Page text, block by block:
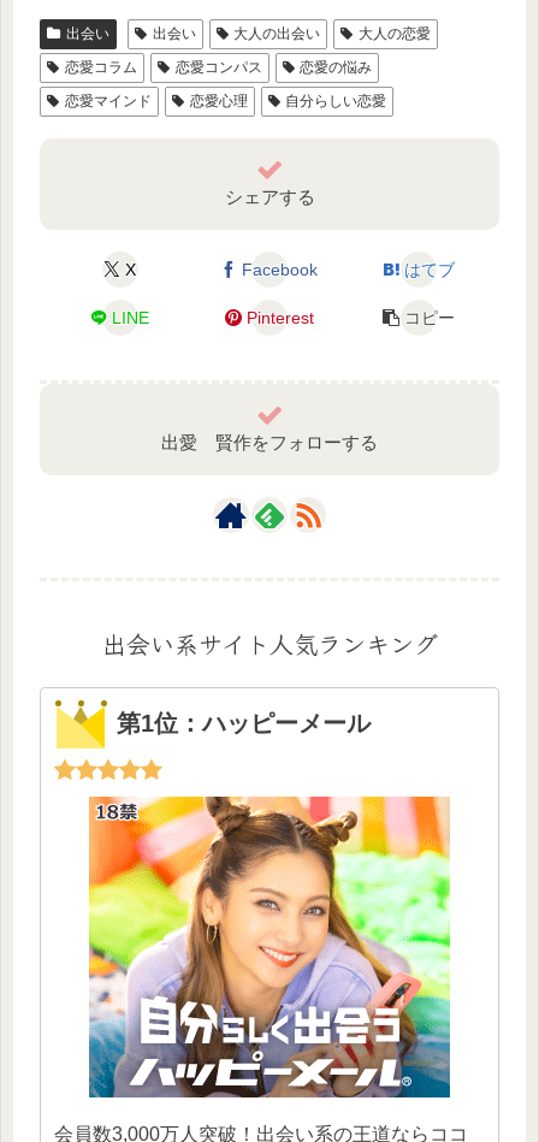
出会い 出会い 大人の出会い
大人の恋愛
恋愛コラム
恋愛コンパス
恋愛の悩み
恋愛マインド
恋愛心理 自分らしい恋愛
シェアする
X Facebook はてブ
LINE Pinterest コピー
出愛 賢作をフォローする
出会い系サイト人気ランキング
第1位：ハッピーメール
会員数3,000万人突破！出会い系の王道ならココ